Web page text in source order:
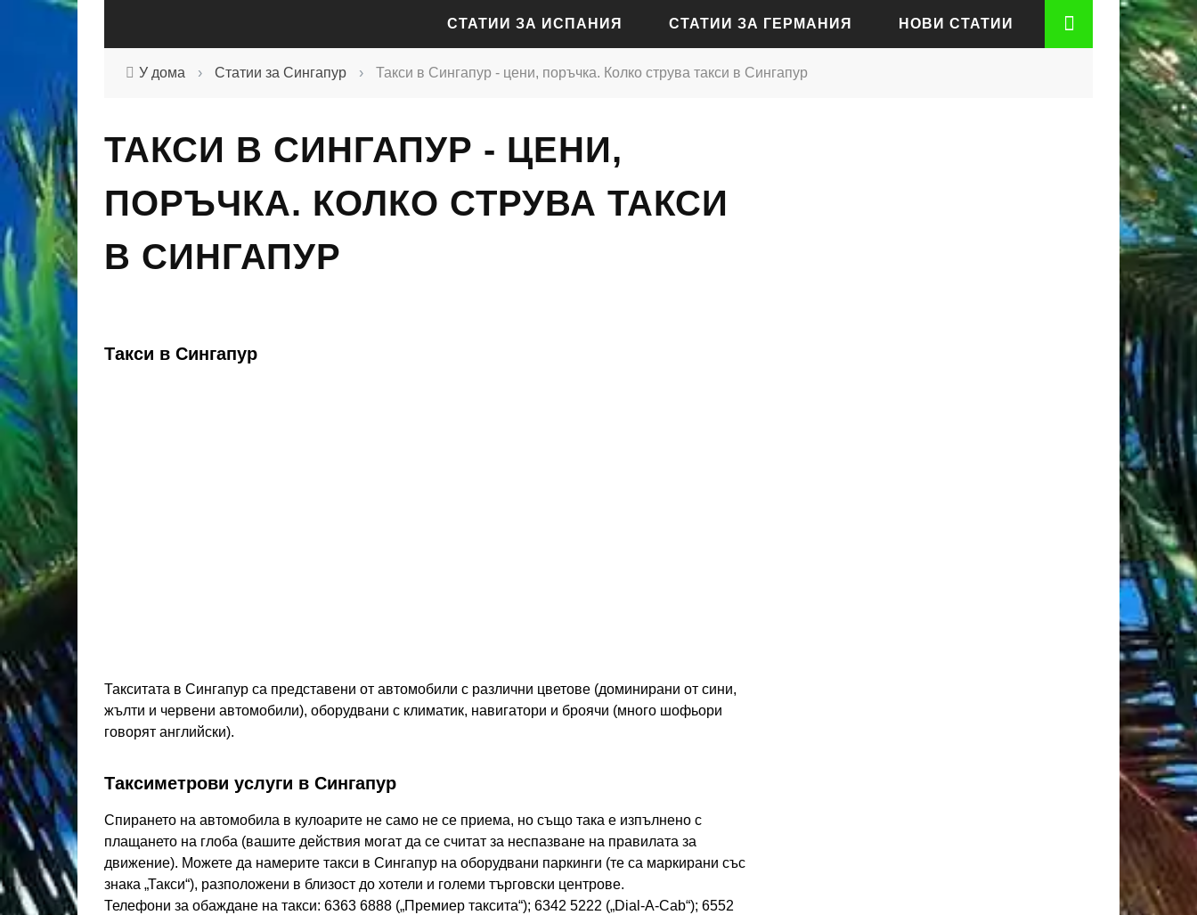
СТАТИИ ЗА ИСПАНИЯ
СТАТИИ ЗА БАРСЕЛОНА
СТАТИИ ЗА СЕВИЛЯ
СТАТИИ ЗА ГЕРМАНИЯ
СТАТИИ ЗА ДРЕЗДЕН
НОВИ СТАТИИ
У дома › Статии за Сингапур › Такси в Сингапур - цени, поръчка. Колко струва такси в Сингапур
ТАКСИ В СИНГАПУР - ЦЕНИ,
ПОРЪЧКА. КОЛКО СТРУВА ТАКСИ
В СИНГАПУР
Такси в Сингапур
Такситата в Сингапур са представени от автомобили с различни цветове (доминирани от сини,
жълти и червени автомобили), оборудвани с климатик, навигатори и броячи (много шофьори
говорят английски).
Таксиметрови услуги в Сингапур
Спирането на автомобила в кулоарите не само не се приема, но също така е изпълнено с
плащането на глоба (вашите действия могат да се считат за неспазване на правилата за
движение). Можете да намерите такси в Сингапур на оборудвани паркинги (те са маркирани със
знака „Такси“), разположени в близост до хотели и големи търговски центрове.
Телефони за обаждане на такси: 6363 6888 („Премиер таксита“); 6342 5222 („Dial-A-Cab“); 6552